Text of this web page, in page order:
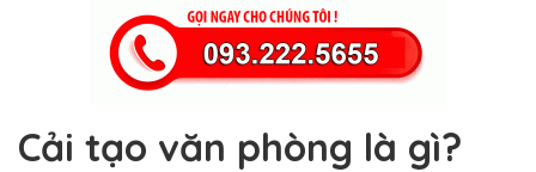
Cải tạo văn phòng là gì?